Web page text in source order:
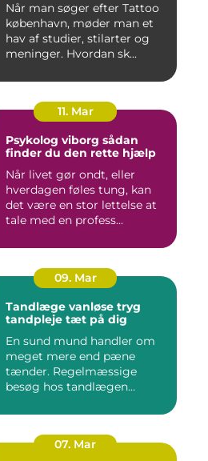
Når man søger efter Tattoo
københavn, møder man et
hav af studier, stilarter og
meninger. Hvordan sk...
11. Mar
Psykolog viborg sådan
finder du den rette hjælp
Når livet gør ondt, eller
hverdagen føles tung, kan
det være en stor lettelse at
tale med en profess...
09. Mar
Tandlæge vanløse tryg
tandpleje tæt på dig
En sund mund handler om
meget mere end pæne
tænder. Regelmæssige
besøg hos tandlægen
07. Mar